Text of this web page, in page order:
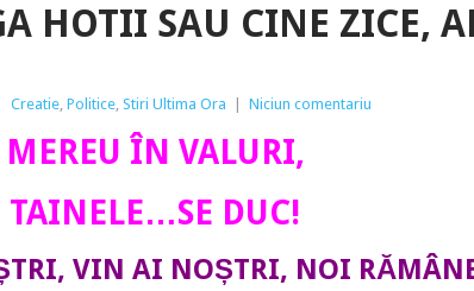
HOTII SAU CINE ZICE,
Creatie, Politice, Stiri Ultima Ora Niciun comentariu
MEREU ÎN VALURI,
TAINELE…SE DUC!
VIN AI NOȘTRI, NOI